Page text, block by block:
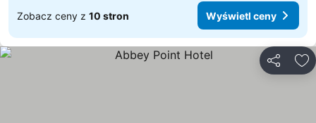
Zobacz ceny z 10 stron Wyświetl ceny